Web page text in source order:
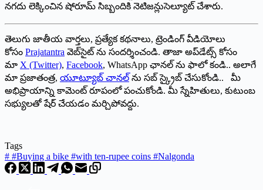
నగదు లెక్కించిన షోరూమ్‌ ‌సిబ్బందికి నెటిజన్లుసెల్యూట్‌ ‌చేశారు.
తెలుగు జాతీయ వార్తలు, ప్రత్యేక కథనాలు, ట్రెండింగ్ వీడియోలు
కోసం Prajatantra వెబ్‌సైట్ ను సందర్శించండి. తాజా అప్‌డేట్స్ కోసం
మా X (Twitter), Facebook, WhatsApp ఛానల్ ను ఫాలో కండి.. అలాగే
మా ప్రజాతంత్ర, యూట్యూబ్ చానల్ ను సబ్ స్క్రైబ్ చేసుకోండి.. మీ
అభిప్రాయాన్ని కామెంట్ రూపంలో పంచుకోండి. మీ స్నేహితులు, కుటుంబ
సభ్యులతో షేర్ చేయడం మర్చిపోవద్దు.
Tags
# #Buying a bike #with ten-rupee coins #Nalgonda